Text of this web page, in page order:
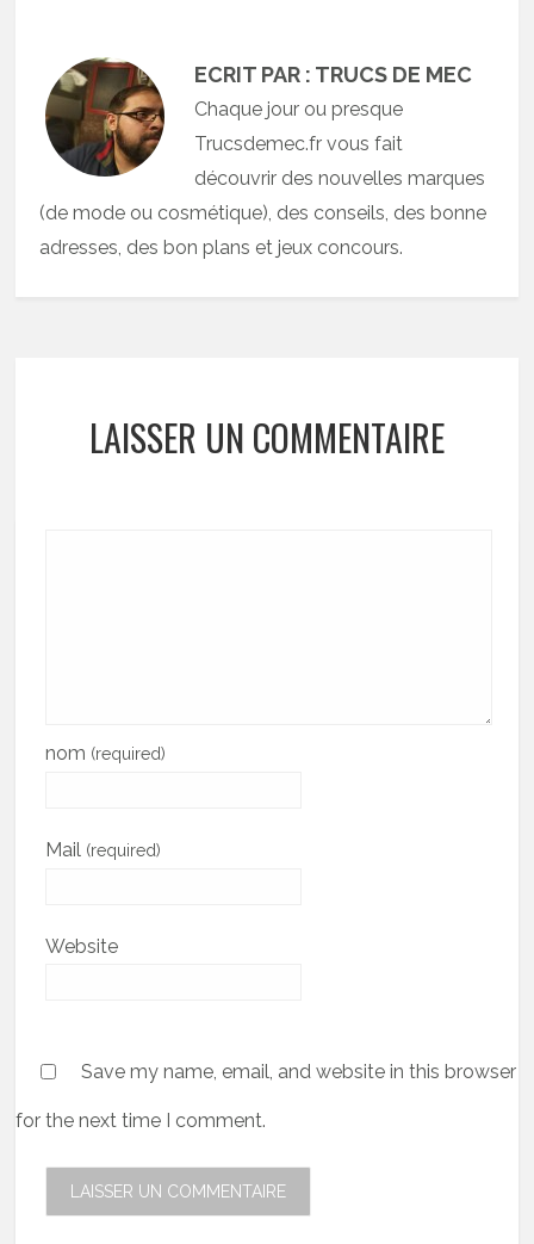
ECRIT PAR : TRUCS DE MEC
Chaque jour ou presque
Trucsdemec.fr vous fait
découvrir des nouvelles marques
(de mode ou cosmétique), des conseils, des bonne
adresses, des bon plans et jeux concours.
LAISSER UN COMMENTAIRE
nom (required)
Mail (required)
Website
Save my name, email, and website in this browser
for the next time I comment.